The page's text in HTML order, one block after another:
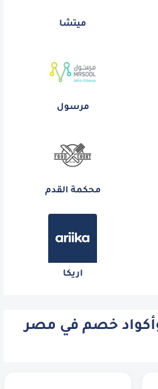
ميتشا
مرسول
محكمة القدم
اريكا
خصم في مصر